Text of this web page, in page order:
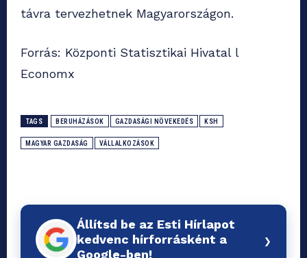
távra tervezhetnek Magyarországon.
Forrás: Központi Statisztikai Hivatal l
Economx
TAGS BERUHÁZÁSOK GAZDASÁGI NÖVEKEDÉS KSH
MAGYAR GAZDASÁG VÁLLALKOZÁSOK
Állítsd be az Esti Hírlapot
kedvenc hírforrásként a
Google-ben!
›